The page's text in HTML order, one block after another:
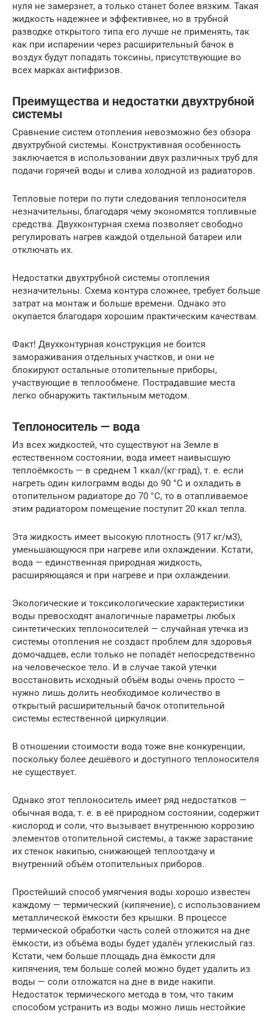
нуля не замерзнет, а только станет более вязким. Такая
жидкость надежнее и эффективнее, но в трубной
разводке открытого типа его лучше не применять, так
как при испарении через расширительный бачок в
воздух будут попадать токсины, присутствующие во
всех марках антифризов.
Преимущества и недостатки двухтрубной
системы
Сравнение систем отопления невозможно без обзора
двухтрубной системы. Конструктивная особенность
заключается в использовании двух различных труб для
подачи горячей воды и слива холодной из радиаторов.
Тепловые потери по пути следования теплоносителя
незначительны, благодаря чему экономятся топливные
средства. Двухконтурная схема позволяет свободно
регулировать нагрев каждой отдельной батареи или
отключать их.
Недостатки двухтрубной системы отопления
незначительны. Схема контура сложнее, требует больше
затрат на монтаж и больше времени. Однако это
окупается благодаря хорошим практическим качествам.
Факт! Двухконтурная конструкция не боится
замораживания отдельных участков, и они не
блокируют остальные отопительные приборы,
участвующие в теплообмене. Пострадавшие места
легко обнаружить тактильным методом.
Теплоноситель — вода
Из всех жидкостей, что существуют на Земле в
естественном состоянии, вода имеет наивысшую
теплоёмкость — в среднем 1 ккал/(кг·град), т. е. если
нагреть один килограмм воды до 90 °С и охладить в
отопительном радиаторе до 70 °С, то в отапливаемое
этим радиатором помещение поступит 20 ккал тепла.
Эта жидкость имеет высокую плотность (917 кг/м3),
уменьшающуюся при нагреве или охлаждении. Кстати,
вода — единственная природная жидкость,
расширяющаяся и при нагреве и при охлаждении.
Экологические и токсикологические характеристики
воды превосходят аналогичные параметры любых
синтетических теплоносителей — случайная утечка из
системы отопления не создаст проблем для здоровья
домочадцев, если только не попадёт непосредственно
на человеческое тело. И в случае такой утечки
восстановить исходный объём воды очень просто —
нужно лишь долить необходимое количество в
открытый расширительный бачок отопительной
системы естественной циркуляции.
В отношении стоимости вода тоже вне конкуренции,
поскольку более дешёвого и доступного теплоносителя
не существует.
Однако этот теплоноситель имеет ряд недостатков —
обычная вода, т. е. в её природном состоянии, содержит
кислород и соли, что вызывает внутреннюю коррозию
элементов отопительной системы, а также зарастание
их стенок накипью, снижающей теплоотдачу и
внутренний объём отопительных приборов.
Простейший способ умягчения воды хорошо известен
каждому — термический (кипячение), с использованием
металлической ёмкости без крышки. В процессе
термической обработки часть солей отложится на дне
ёмкости, из объёма воды будет удалён углекислый газ.
Кстати, чем больше площадь дна ёмкости для
кипячения, тем больше солей можно будет удалить из
воды — соли отложатся на дне в виде накипи.
Недостаток термического метода в том, что таким
способом устранить из воды можно лишь нестойкие